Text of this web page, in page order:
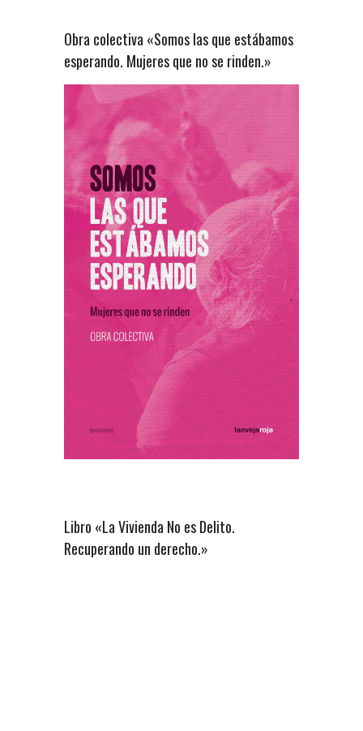
Obra colectiva «Somos las que estábamos
esperando. Mujeres que no se rinden.»
Libro «La Vivienda No es Delito.
Recuperando un derecho.»